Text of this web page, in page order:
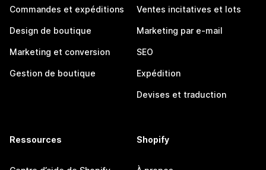
Commandes et expéditions
Design de boutique
Marketing et conversion
Gestion de boutique
Ventes incitatives et lots
Marketing par e-mail
SEO
Expédition
Devises et traduction
Ressources Shopify